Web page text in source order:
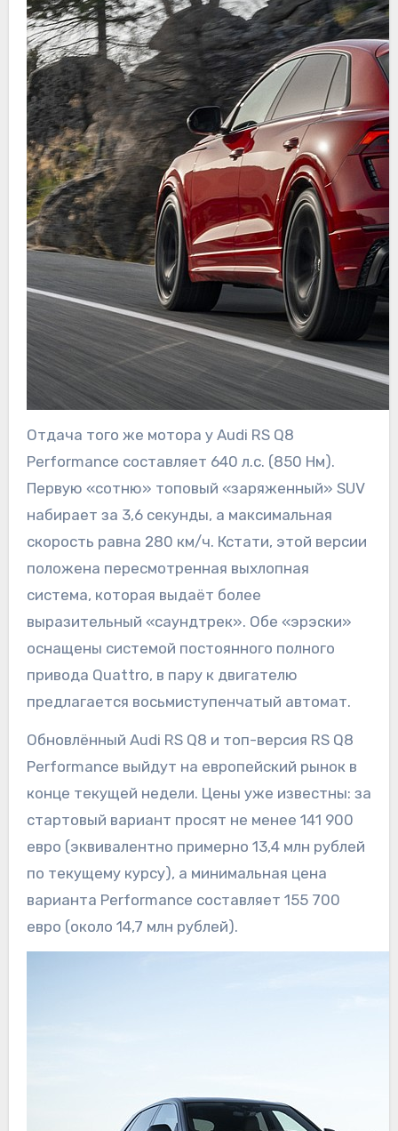
Отдача того же мотора у Audi RS Q8
Performance составляет 640 л.с. (850 Нм).
Первую «сотню» топовый «заряженный» SUV
набирает за 3,6 секунды, а максимальная
скорость равна 280 км/ч. Кстати, этой версии
положена пересмотренная выхлопная
система, которая выдаёт более
выразительный «саундтрек». Обе «эрэски»
оснащены системой постоянного полного
привода Quattro, в пару к двигателю
предлагается восьмиступенчатый автомат.
Обновлённый Audi RS Q8 и топ-версия RS Q8
Performance выйдут на европейский рынок в
конце текущей недели. Цены уже известны: за
стартовый вариант просят не менее 141 900
евро (эквивалентно примерно 13,4 млн рублей
по текущему курсу), а минимальная цена
варианта Performance составляет 155 700
евро (около 14,7 млн рублей).